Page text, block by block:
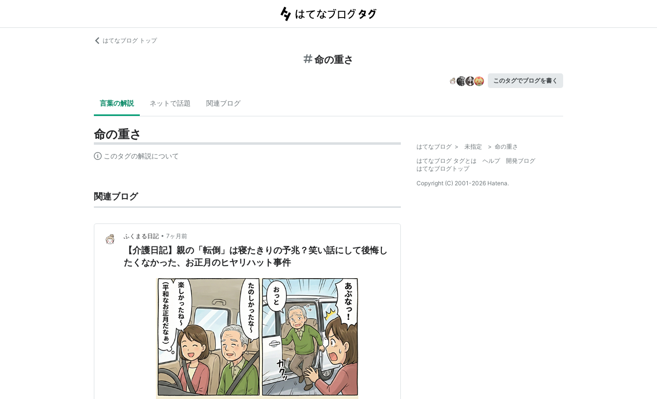
はてなブログ トップ
命の重さ
このタグでブログを書く
言葉の解説 ネットで話題 関連ブログ
命の重さ
このタグの解説について
関連ブログ
ふくまる日記 • 7ヶ月前
【介護日記】親の「転倒」は寝たきりの予兆？笑い話にして後悔し
たくなかった、お正月のヒヤリハット事件
はてなブログ > 未指定 > 命の重さ
はてなブログ タグとは
ヘルプ
開発ブログ
はてなブログトップ
Copyright (C) 2001-2026 Hatena.